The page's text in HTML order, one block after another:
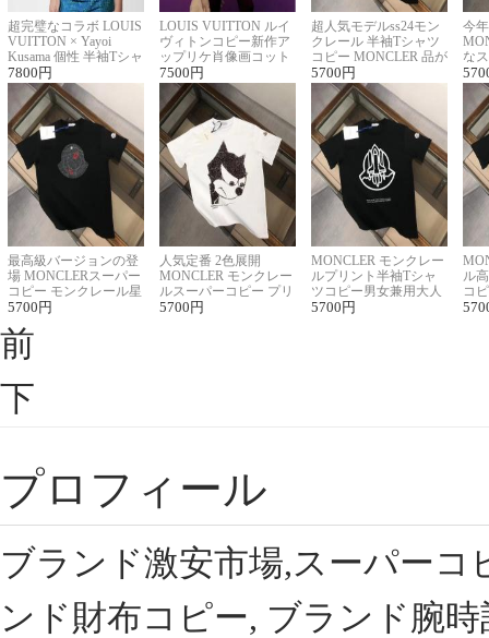
超完璧なコラボ LOUIS
VUITTON × Yayoi
Kusama 個性 半袖Tシャ
ツコピー男女兼用
7800 円
LOUIS VUITTON ルイ
ヴィトンコピー新作ア
ップリケ肖像画コット
ンニット半袖Tシャツ
7500 円
超人気モデルss24モン
クレール 半袖Tシャツ
コピー MONCLER 品が
良く見た目
5700 円
今
な
ル
最高級バージョンの登
場 MONCLERスーパー
コピー モンクレール星
座半袖Tシャツ
5700 円
人気定番 2色展開
MONCLER モンクレー
ルスーパーコピー プリ
ント半袖Tシャツ
5700 円
MONCLER モンクレー
ルプリント半袖Tシャ
ツコピー男女兼用大人
可愛い春夏コーデ
5700 円
ル
コ
ィ
前
下
プロフィール
ブランド激安市場,スーパー
ンド財布コピー, ブランド腕